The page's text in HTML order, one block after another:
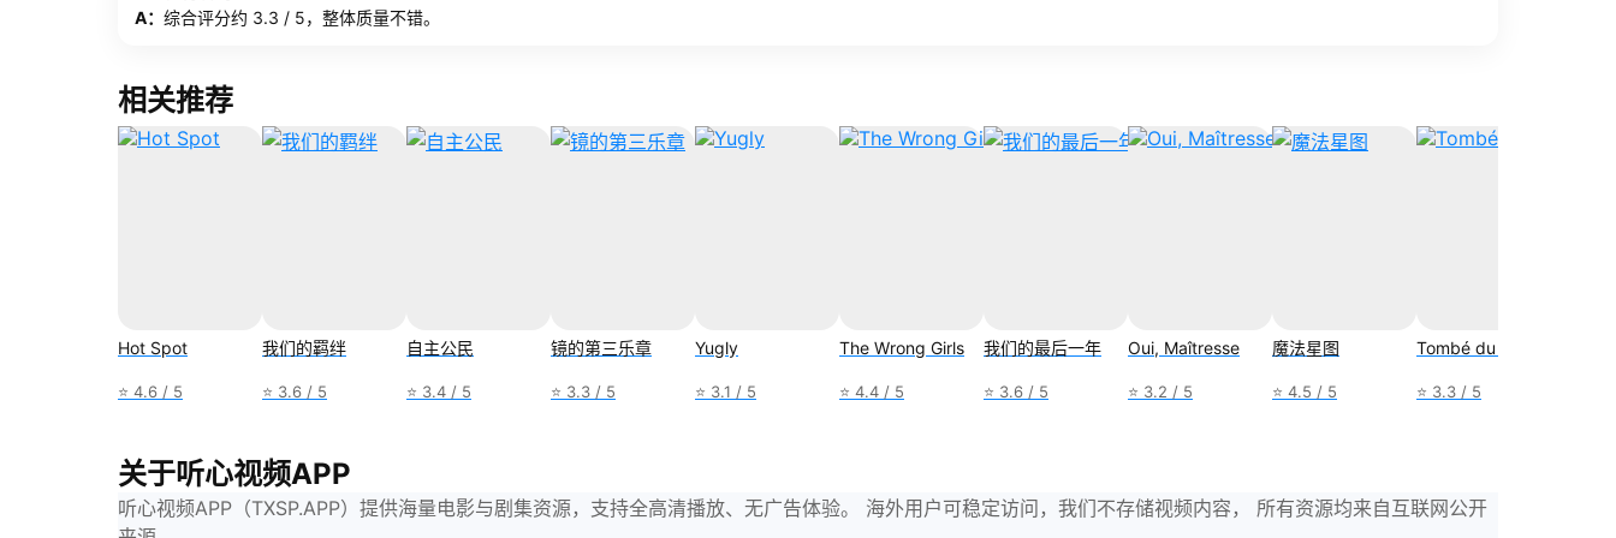
A： 综合评分约 3.3 / 5，整体质量不错。
相关推荐
Hot Spot
⭐ 4.6 / 5
我们的羁绊
⭐ 3.6 / 5
自主公民
⭐ 3.4 / 5
镜的第三乐章
⭐ 3.3 / 5
Yugly
⭐ 3.1 / 5
The Wrong Girls
⭐ 4.4 / 5
我们的最后一年
⭐ 3.6 / 5
Oui, Maîtresse
⭐ 3.2 / 5
魔法星图
⭐ 4.5 / 5
Tombé du ciel
⭐ 3.3 / 5
关于听心视频APP
听心视频APP（TXSP.APP）提供海量电影与剧集资源，支持全高清播放、无广告体验。 海外用户可稳定访问，我们不存储视频内容， 所有资源均来自互联网公开